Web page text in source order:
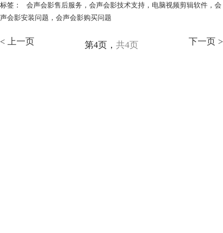
标签： 会声会影售后服务 ， 会声会影技术支持， 电脑视频剪辑软件， 会
声会影安装问题 ， 会声会影购买问题
< 上一页 第4页， 共4页 下一页 >